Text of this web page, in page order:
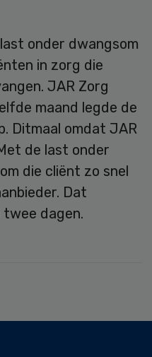
onder dwangsom
in zorg die
JAR Zorg
maand legde de
Ditmaal omdat JAR
de last onder
die cliënt zo snel
Dat
dagen.